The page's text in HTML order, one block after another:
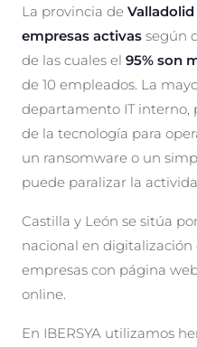
La provincia de Valladolid
empresas activas según
de las cuales el 95% son
de 10 empleados. La
departamento IT interno,
de la tecnología para
un ransomware o un
puede paralizar la
Castilla y León se sitúa
nacional en digitalización
empresas con página
online.
En IBERSYA utilizamos